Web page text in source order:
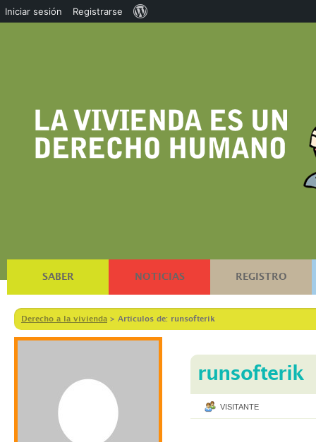
SABER NOTICIAS REGISTRO
Derecho a la vivienda > Artículos de: runsofterik
runsofterik
VISITANTE
Iniciar sesión Registrarse